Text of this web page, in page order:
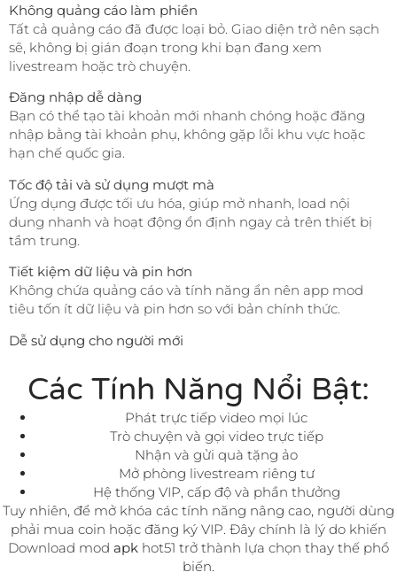
Không quảng cáo làm phiền
Tất cả quảng cáo đã được loại bỏ. Giao diện trở nên sạch
sẽ, không bị gián đoạn trong khi bạn đang xem
livestream hoặc trò chuyện.
Đăng nhập dễ dàng
Bạn có thể tạo tài khoản mới nhanh chóng hoặc đăng
nhập bằng tài khoản phụ, không gặp lỗi khu vực hoặc
hạn chế quốc gia.
Tốc độ tải và sử dụng mượt mà
Ứng dụng được tối ưu hóa, giúp mở nhanh, load nội
dung nhanh và hoạt động ổn định ngay cả trên thiết bị
tầm trung.
Tiết kiệm dữ liệu và pin hơn
Không chứa quảng cáo và tính năng ẩn nên app mod
tiêu tốn ít dữ liệu và pin hơn so với bản chính thức.
Dễ sử dụng cho người mới
Các Tính Năng Nổi Bật:
Phát trực tiếp video mọi lúc
Trò chuyện và gọi video trực tiếp
Nhận và gửi quà tặng ảo
Mở phòng livestream riêng tư
Hệ thống VIP, cấp độ và phần thưởng
Tuy nhiên, để mở khóa các tính năng nâng cao, người dùng
phải mua coin hoặc đăng ký VIP. Đây chính là lý do khiến
Download mod apk hot51 trở thành lựa chọn thay thế phổ
biến.